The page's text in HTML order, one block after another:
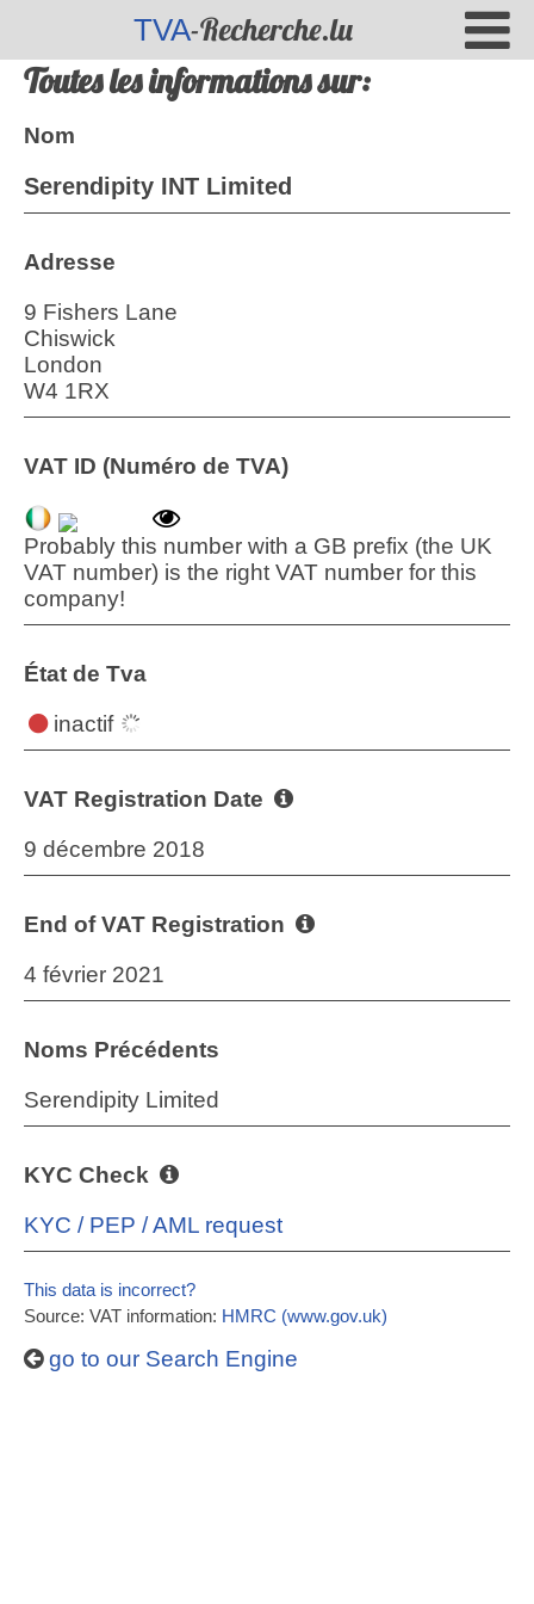
TVA-Recherche.lu
Toutes les informations sur:
Nom
Serendipity INT Limited
Adresse
9 Fishers Lane
Chiswick
London
W4 1RX
VAT ID (Numéro de TVA)
Probably this number with a GB prefix (the UK
VAT number) is the right VAT number for this
company!
État de Tva
inactif
VAT Registration Date
9 décembre 2018
End of VAT Registration
4 février 2021
Noms Précédents
Serendipity Limited
KYC Check
KYC / PEP / AML request
This data is incorrect?
Source: VAT information: HMRC (www.gov.uk)
go to our Search Engine